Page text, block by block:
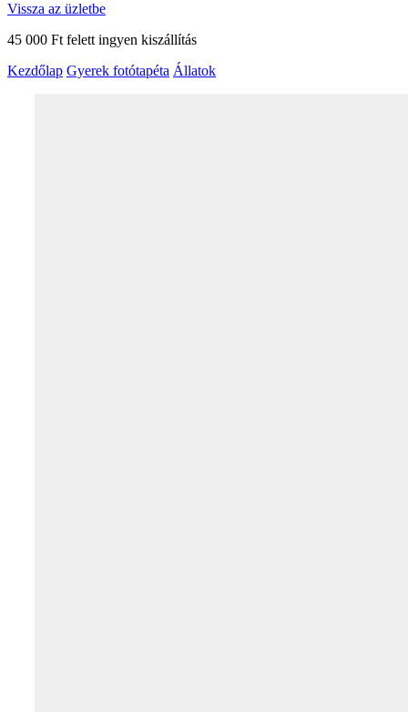
Vissza az üzletbe
45 000 Ft felett ingyen kiszállítás
Kezdőlap Gyerek fotótapéta Állatok